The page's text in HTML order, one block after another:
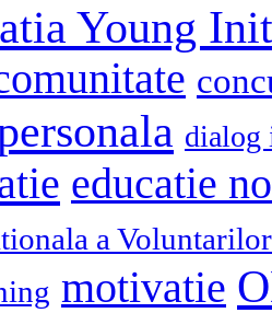
Young
dialog
educatie
a Voluntarilor
motivatie